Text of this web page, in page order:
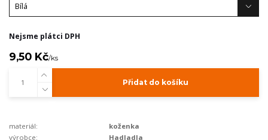
Nejsme plátci DPH
9,50 Kč/ks
Přidat do košíku
materiál:
koženka
výrobce:
Hadladla